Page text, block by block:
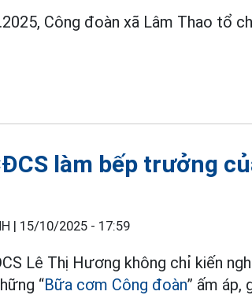
Công đoàn xã Lâm Thao tổ
làm bếp trưởng
| 15/10/2025 - 17:59
Lê Thị Hương không chỉ kiến
“Bữa cơm Công đoàn” ấm áp,